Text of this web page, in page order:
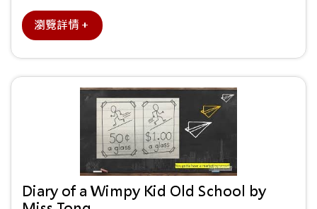
瀏覽詳情＋
Diary of a Wimpy Kid Old School by